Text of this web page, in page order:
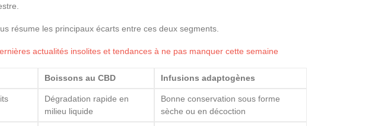
résume les principaux écarts entre ces deux segments.
actualités insolites et tendances à ne pas manquer cette semaine
Boissons au CBD Infusions adaptogènes
Dégradation rapide en
milieu liquide
Bonne conservation sous forme
sèche ou en décoction